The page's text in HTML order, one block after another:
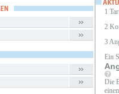
1
2
3
Ein
Die